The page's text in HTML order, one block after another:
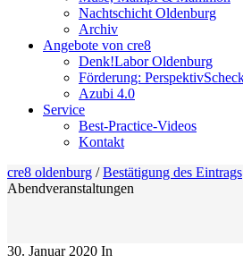
Nachtschicht Oldenburg
Archiv
Angebote von cre8
Denk!Labor Oldenburg
Förderung:
Azubi 4.0
Service
Best-Practice-Videos
Kontakt
cre8 oldenburg /Bestätigung des Eintrags
Abendveranstaltungen
30. Januar 2020 In